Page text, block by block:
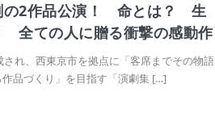
の2作品公演！ 命とは？ 生
全ての人に贈る衝撃の感動作
れ、西東京市を拠点に「客席までその物語
品づくり」を目指す「演劇集 […]